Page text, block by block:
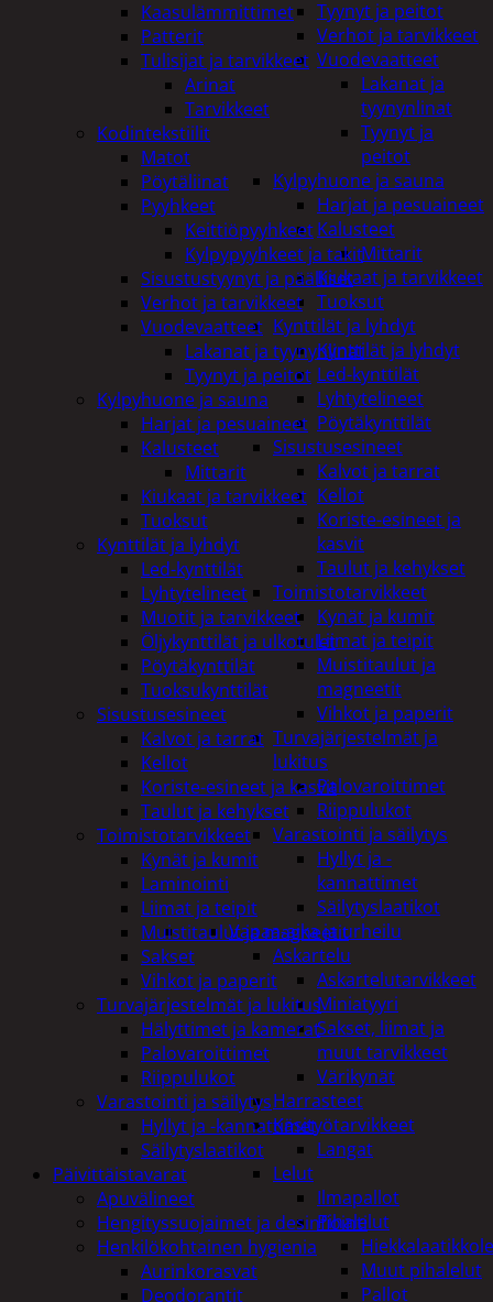
Tyynyt ja peitot
Verhot ja tarvikkeet
Vuodevaatteet
Lakanat ja
tyynynlinat
Tyynyt ja
peitot
Kylpyhuone ja sauna
Harjat ja pesuaineet
Kalusteet
Mittarit
Kiukaat ja tarvikkeet
Tuoksut
Kynttilät ja lyhdyt
Kynttilät ja lyhdyt
Led-kynttilät
Lyhtytelineet
Pöytäkynttilät
Sisustusesineet
Kalvot ja tarrat
Kellot
Koriste-esineet ja
kasvit
Taulut ja kehykset
Toimistotarvikkeet
Kynät ja kumit
Liimat ja teipit
Muistitaulut ja
magneetit
Vihkot ja paperit
Turvajärjestelmät ja
lukitus
Palovaroittimet
Riippulukot
Varastointi ja säilytys
Hyllyt ja -
kannattimet
Säilytyslaatikot
Vapaa-aika ja urheilu
Askartelu
Askartelutarvikkeet
Miniatyyri
Sakset, liimat ja
muut tarvikkeet
Värikynät
Harrasteet
Käsityötarvikkeet
Langat
Lelut
Ilmapallot
Pihalelut
Muut pihalelut
Pallot
Kaasulämmittimet
Patterit
Tulisijat ja tarvikkeet
Arinat
Tarvikkeet
Kodintekstiilit
Matot
Pöytäliinat
Pyyhkeet
Keittiöpyyhkeet
Kylpypyyhkeet ja takit
Sisustustyynyt ja päälliset
Verhot ja tarvikkeet
Vuodevaatteet
Lakanat ja tyynynlinat
Tyynyt ja peitot
Kylpyhuone ja sauna
Harjat ja pesuaineet
Kalusteet
Mittarit
Kiukaat ja tarvikkeet
Tuoksut
Kynttilät ja lyhdyt
Led-kynttilät
Lyhtytelineet
Muotit ja tarvikkeet
Öljykynttilät ja ulkotulet
Pöytäkynttilät
Tuoksukynttilät
Sisustusesineet
Kalvot ja tarrat
Kellot
Koriste-esineet ja kasvit
Taulut ja kehykset
Toimistotarvikkeet
Kynät ja kumit
Laminointi
Liimat ja teipit
Muistitaulut ja magneetit
Sakset
Vihkot ja paperit
Turvajärjestelmät ja lukitus
Hälyttimet ja kamerat
Palovaroittimet
Riippulukot
Varastointi ja säilytys
Hyllyt ja -kannattimet
Säilytyslaatikot
Päivittäistavarat
Apuvälineet
Hengityssuojaimet ja desinfiointi
Henkilökohtainen hygienia
Aurinkorasvat
Deodorantit